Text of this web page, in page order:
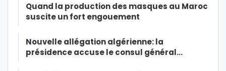
Quand la production des masques au Maroc
suscite un fort engouement
Nouvelle allégation algérienne: la
présidence accuse le consul général…